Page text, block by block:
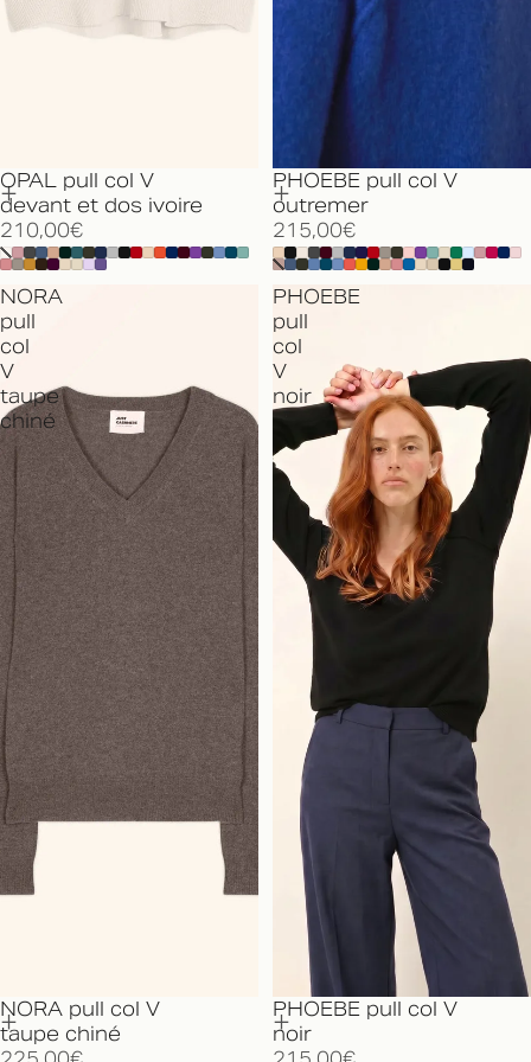
OPAL pull col V
devant et dos ivoire
210,00€
PHOEBE pull col V
outremer
215,00€
NORA
pull
col
V
taupe
chiné
NORA pull col V
taupe chiné
PHOEBE
pull
col
V
noir
PHOEBE pull col V
noir